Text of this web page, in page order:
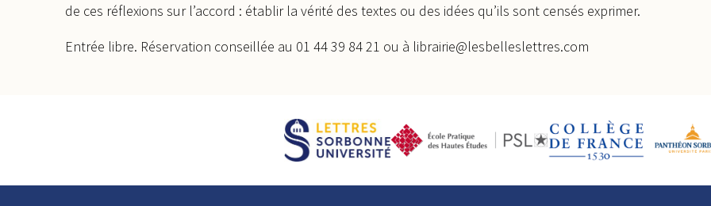
de ces réflexions sur l’accord : établir la vérité des textes ou des idées qu’ils sont censés exprimer.
Entrée libre. Réservation conseillée au 01 44 39 84 21 ou à librairie@lesbelleslettres.com